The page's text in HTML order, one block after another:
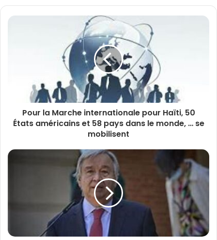
Pour la Marche internationale pour Haïti, 50
États américains et 58 pays dans le monde, … se
mobilisent